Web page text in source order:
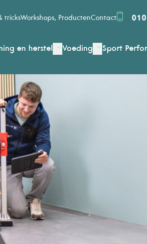
tricksWorkshops, ProductenContact
en herstel Voeding Sport